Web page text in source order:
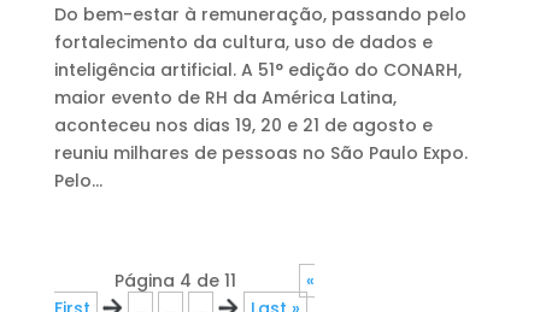
Do bem-estar à remuneração, passando pelo
fortalecimento da cultura, uso de dados e
inteligência artificial. A 51° edição do CONARH,
maior evento de RH da América Latina,
aconteceu nos dias 19, 20 e 21 de agosto e
reuniu milhares de pessoas no São Paulo Expo.
Pelo...
Página 4 de 11
«